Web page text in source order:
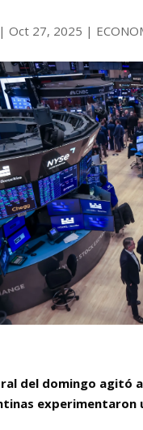
|Oct 27, 2025 |
del domingo agitó